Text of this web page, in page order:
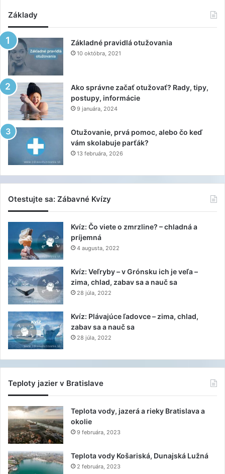
Základy
Základné pravidlá otužovania
10 októbra, 2021
Ako správne začať otužovať? Rady, tipy,
postupy, informácie
9 januára, 2024
Otužovanie, prvá pomoc, alebo čo keď
vám skolabuje parťák?
13 februára, 2026
Otestujte sa: Zábavné Kvízy
Kvíz: Čo viete o zmrzline? – chladná a
príjemná
4 augusta, 2022
Kvíz: Veľryby – v Grónsku ich je veľa –
zima, chlad, zabav sa a nauč sa
28 júla, 2022
Kvíz: Plávajúce ľadovce – zima, chlad,
zabav sa a nauč sa
28 júla, 2022
Teploty jazier v Bratislave
Teplota vody, jazerá a rieky Bratislava a
okolie
9 februára, 2023
Teplota vody Košariská, Dunajská Lužná
2 februára, 2023